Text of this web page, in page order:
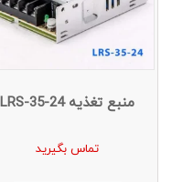
منبع تغذیه LRS-35-24
تماس بگیرید